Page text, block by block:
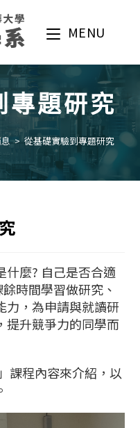
MENU
專題研究
> 從基礎實驗到專題研究
什麼? 自己是否合適
時間學習做研究、
力，為申請與就讀研
提升競爭力的同學而
課程內容來介紹，以